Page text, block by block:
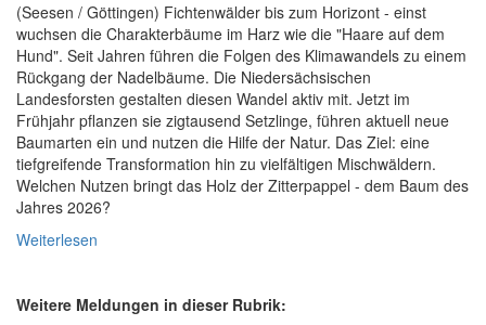
(Seesen / Göttingen) Fichtenwälder bis zum Horizont - einst
wuchsen die Charakterbäume im Harz wie die "Haare auf dem
Hund". Seit Jahren führen die Folgen des Klimawandels zu einem
Rückgang der Nadelbäume. Die Niedersächsischen
Landesforsten gestalten diesen Wandel aktiv mit. Jetzt im
Frühjahr pflanzen sie zigtausend Setzlinge, führen aktuell neue
Baumarten ein und nutzen die Hilfe der Natur. Das Ziel: eine
tiefgreifende Transformation hin zu vielfältigen Mischwäldern.
Welchen Nutzen bringt das Holz der Zitterpappel - dem Baum des
Jahres 2026?
Weiterlesen
Weitere Meldungen in dieser Rubrik: